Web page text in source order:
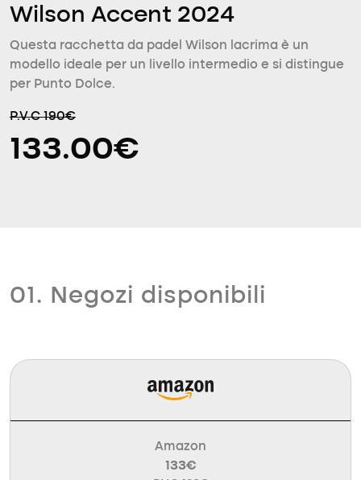
Wilson Accent 2024
Questa racchetta da padel Wilson lacrima è un
modello ideale per un livello intermedio e si distingue
per Punto Dolce.
P.V.C 190€
133.00€
01. Negozi disponibili
Amazon
133€